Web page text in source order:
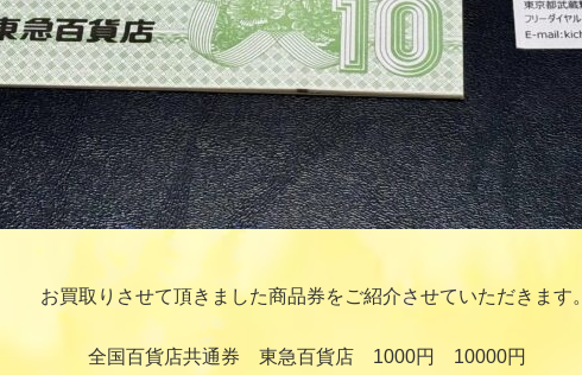
お買取りさせて頂きました商品券をご紹介させていただきます
全国百貨店共通券 東急百貨店 1000円 10000円